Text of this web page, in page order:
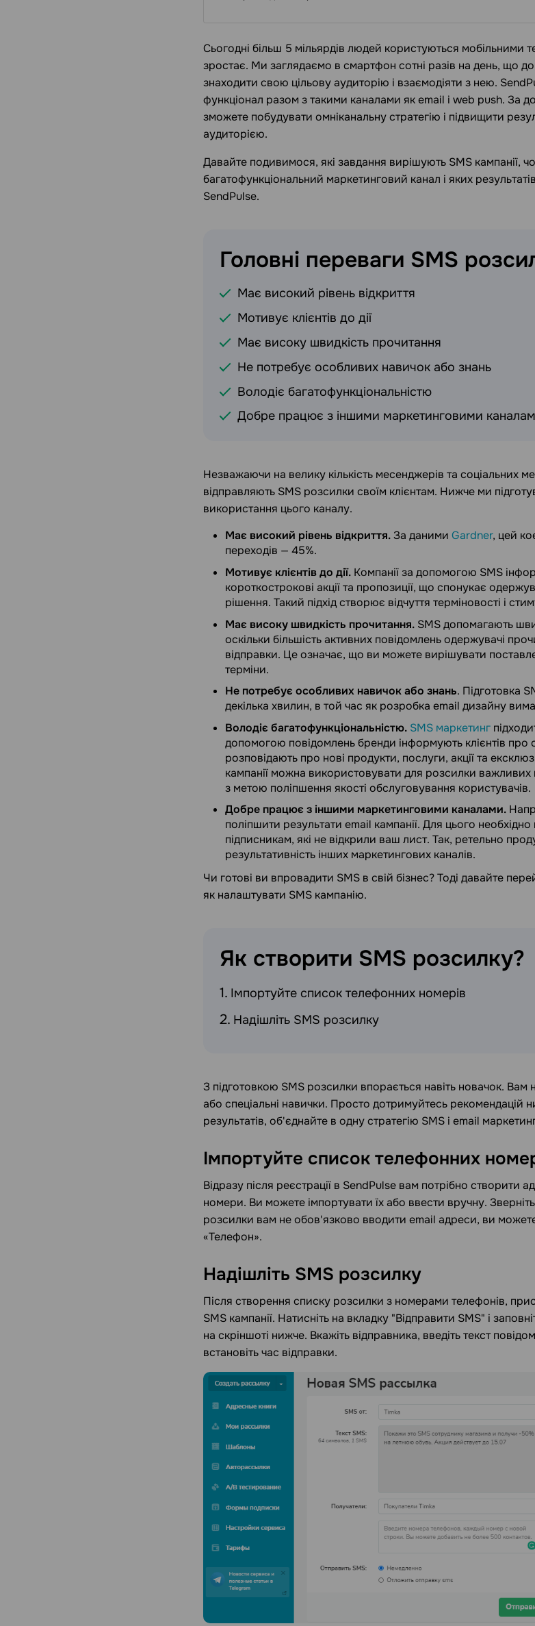
Сьогодні більш 5 мільярдів людей користуються
зростає. Ми заглядаємо в смартфон сотні разів на день, що
знаходити свою цільову аудиторію і взаємодіяти з нею.
функціонал разом з такими каналами як email і web push. За
зможете побудувати омніканальну стратегію і підвищити
аудиторією.
Давайте подивимося, які завдання вирішують SMS кампанії,
багатофункціональний маркетинговий канал і яких
SendPulse.
Головні переваги SMS
Має високий рівень відкриття
Мотивує клієнтів до дії
Має високу швидкість прочитання
Не потребує особливих навичок або знань
Володіє багатофункціональністю
Добре працює з іншими маркетинговими
Незважаючи на велику кількість месенджерів та соціальних
відправляють SMS розсилки своїм клієнтам. Нижче ми
використання цього каналу.
Має високий рівень відкриття.За даними Gardner, цей
переходів — 45%.
Мотивує клієнтів до дії. Компанії за допомогою SMS
короткострокові акції та пропозиції, що спонукає
рішення. Такий підхід створює відчуття терміновості і
Має високу швидкість прочитання. SMS допомагають
оскільки більшість активних повідомлень одержувачі
відправки. Це означає, що ви можете вирішувати
терміни.
Не потребує особливих навичок або знань. Підготовка
декілька хвилин, в той час як розробка email дизайну
Володіє багатофункціональністю. SMS маркетинг
допомогою повідомлень бренди інформують клієнтів про
розповідають про нові продукти, послуги, акції та
кампанії можна використовувати для розсилки
з метою поліпшення якості обслуговування користувачів.
Добре працює з іншими маркетинговими каналами.
поліпшити результати email кампанії. Для цього
підписникам, які не відкрили ваш лист. Так, ретельно
результативність інших маркетингових каналів.
Чи готові ви впровадити SMS в свій бізнес? Тоді давайте
як налаштувати SMS кампанію.
Як створити SMS розсилку?
Імпортуйте список телефонних номерів
Надішліть SMS розсилку
З підготовкою SMS розсилки впорається навіть новачок. Вам
або спеціальні навички. Просто дотримуйтесь рекомендацій
результатів, об'єднайте в одну стратегію SMS і email
Імпортуйте список телефонних
Відразу після реєстрації в SendPulse вам потрібно створити
номери. Ви можете імпортувати їх або ввести вручну.
розсилки вам не обов'язково вводити email адреси, ви можете
«Телефон».
Надішліть SMS розсилку
Після створення списку розсилки з номерами телефонів,
SMS кампанії. Натисніть на вкладку "Відправити SMS" і
на скріншоті нижче. Вкажіть відправника, введіть текст
встановіть час відправки.